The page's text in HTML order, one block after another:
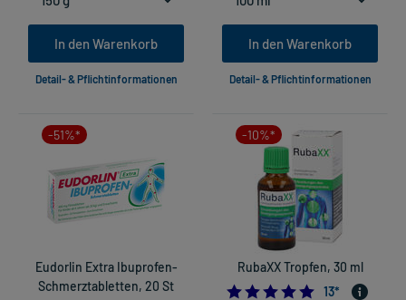
In den Warenkorb
Detail- & Pflichtinformationen
In den Warenkorb
Detail- & Pflichtinformationen
-51%*
Eudorlin Extra Ibuprofen-
Schmerztabletten, 20 St
-10%*
RubaXX Tropfen, 30 ml
13*